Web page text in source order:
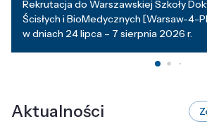
Rekrutacja do Warszawskiej Szkoły
Ścisłych i BioMedycznych [Warsaw-4-
w dniach 24 lipca – 7 sierpnia 2026 r.
Aktualności